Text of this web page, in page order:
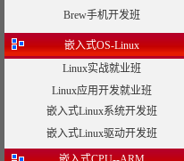
Brew手机开发班
嵌入式OS-Linux
Linux实战就业班
Linux应用开发就业班
嵌入式Linux系统开发班
嵌入式Linux驱动开发班